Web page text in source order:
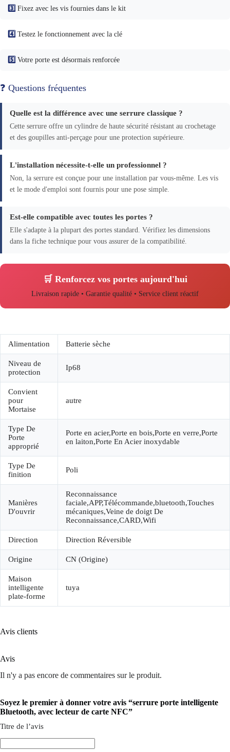
3️⃣ Fixez avec les vis fournies dans le kit
4️⃣ Testez le fonctionnement avec la clé
5️⃣ Votre porte est désormais renforcée
❓ Questions fréquentes
Quelle est la différence avec une serrure classique ?
Cette serrure offre un cylindre de haute sécurité résistant au crochetage
et des goupilles anti-perçage pour une protection supérieure.
L'installation nécessite-t-elle un professionnel ?
Non, la serrure est conçue pour une installation par vous-même. Les vis
et le mode d'emploi sont fournis pour une pose simple.
Est-elle compatible avec toutes les portes ?
Elle s'adapte à la plupart des portes standard. Vérifiez les dimensions
dans la fiche technique pour vous assurer de la compatibilité.
🛒 Renforcez vos portes aujourd'hui
Livraison rapide • Garantie qualité • Service client réactif
Alimentation Batterie sèche
Niveau de
protection
Ip68
Convient
pour
Mortaise
autre
Type De
Porte
approprié
Porte en acier,Porte en bois,Porte en verre,Porte
en laiton,Porte En Acier inoxydable
Type De
finition
Poli
Manières
D'ouvrir
Reconnaissance
faciale,APP,Télécommande,bluetooth,Touches
mécaniques,Veine de doigt De
Reconnaissance,CARD,Wifi
Direction Direction Réversible
Origine CN (Origine)
Maison
intelligente
plate-forme
tuya
Avis clients
Avis
Il n'y a pas encore de commentaires sur le produit.
Soyez le premier à donner votre avis “serrure porte intelligente
Bluetooth, avec lecteur de carte NFC”
Titre de l’avis